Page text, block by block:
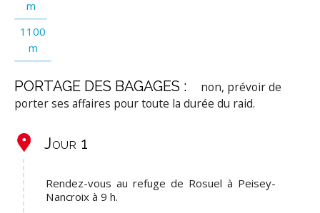
m
1100
m
PORTAGE DES BAGAGES :
non, prévoir de
porter ses affaires pour toute la durée du raid.
Jour 1
Rendez-vous au refuge de Rosuel à Peisey-
Nancroix à 9 h.